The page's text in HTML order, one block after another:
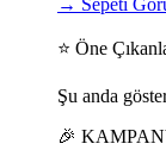
→ Sepeti
⭐ Öne
Şu anda
🎉